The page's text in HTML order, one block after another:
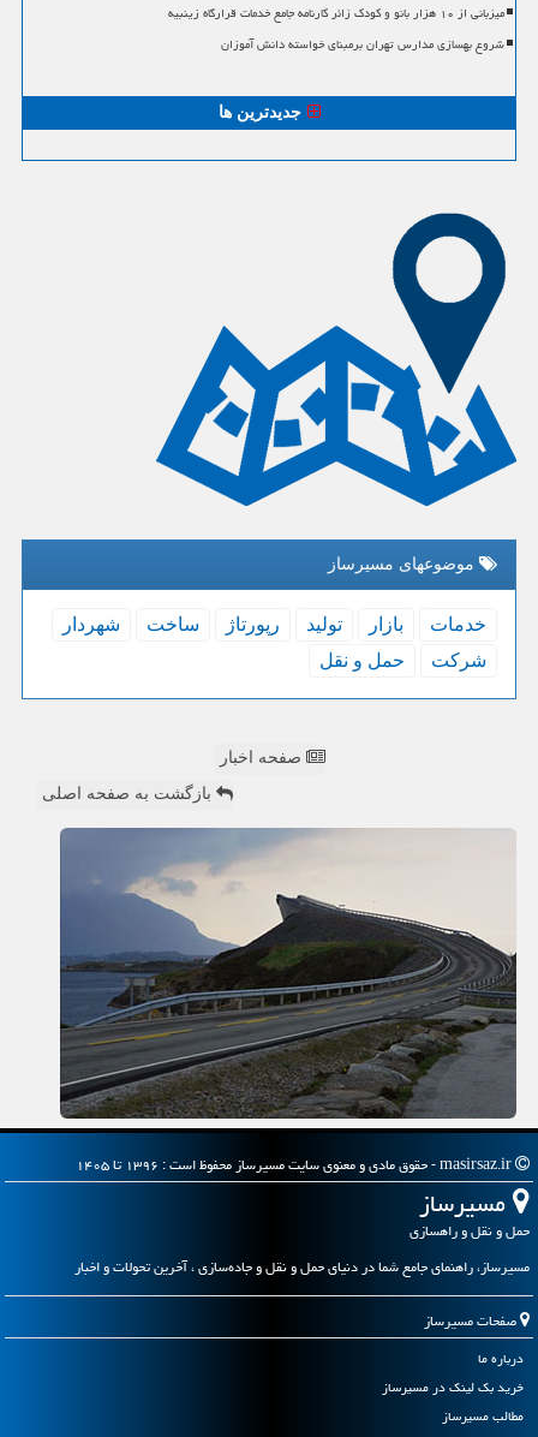
میزبانی از ۱۰ هزار بانو و کودک زائر کارنامه جامع خدمات قرارگاه زینبیه
شروع بهسازی مدارس تهران برمبنای خواسته دانش آموزان
جدیدترین ها
موضوعهای مسیرساز
خدمات بازار تولید رپورتاژ ساخت
شهردار
شركت
حمل و نقل
صفحه اخبار
بازگشت به صفحه اصلی
مسیرساز
حمل و نقل و راهسازی
مسیرساز، راهنمای جامع شما در دنیای حمل و نقل و جاده‌سازی ، آخرین تحولات و اخبار
صفحات مسیرساز
درباره ما
خرید بک لینک در مسیرساز
مطالب مسیرساز